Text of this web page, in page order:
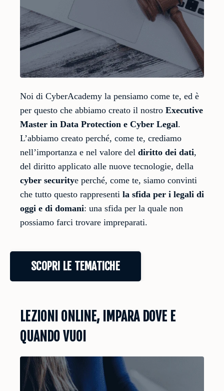
Noi di CyberAcademy la pensiamo come te, ed è
per questo che abbiamo creato il nostro Executive
Master in Data Protection e Cyber Legal.
L’abbiamo creato perché, come te, crediamo
nell’importanza e nel valore del diritto dei dati,
del diritto applicato alle nuove tecnologie, della
cyber securitye perché, come te, siamo convinti
che tutto questo rappresenti la sfida per i legali di
oggi e di domani: una sfida per la quale non
possiamo farci trovare impreparati.
SCOPRI LE TEMATICHE
LEZIONI ONLINE, IMPARA DOVE E
QUANDO VUOI